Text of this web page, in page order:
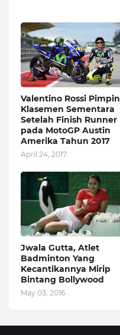
Valentino Rossi Pimpin
Klasemen Sementara
Setelah Finish Runner
pada MotoGP Austin
Amerika Tahun 2017
April 24, 2017
Jwala Gutta, Atlet
Badminton Yang
Kecantikannya Mirip
Bintang Bollywood
May 03, 2016